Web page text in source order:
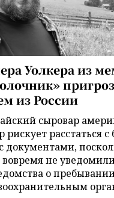
Уолкера из
из России
сыровар
рискует расстаться
документами,
вовремя не
о